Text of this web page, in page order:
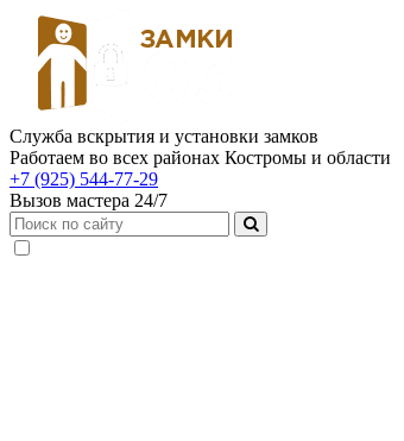
Служба вскрытия и установки замков
Работаем во всех районах Костромы и области
+7 (925) 544-77-29
Вызов мастера 24/7